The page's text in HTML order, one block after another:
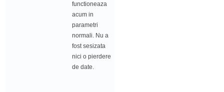
functioneaza
acum in
parametri
normali. Nu a
fost sesizata
nici o pierdere
de date.